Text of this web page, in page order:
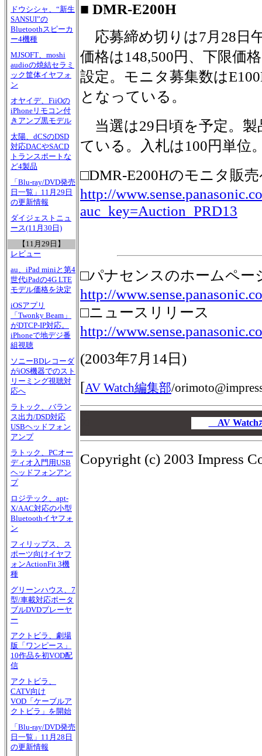
ドウシシャ、“新生
SANSUI”の
Bluetoothスピーカ
ー4機種
MJSOFT、moshi
audioの焼結セラミ
ック筐体イヤフォ
ン
オヤイデ、FiiOの
iPhoneリモコン付
きアンプ黒モデル
太陽、dCSのDSD
対応DACやSACD
トランスポートな
ど4製品
「Blu-ray/DVD発売
日一覧」11月29日
の更新情報
ダイジェストニュ
ース(11月30日)
【11月29日】
レビュー
au、iPad miniと第4
世代iPadの4G LTE
モデル価格を決定
iOSアプリ
「Twonky Beam」
がDTCP-IP対応。
iPhoneで地デジ番
組視聴
ソニーBDレコーダ
がiOS機器でのスト
リーミング視聴対
応へ
ラトック、バラン
ス出力/DSD対応
USBヘッドフォン
アンプ
ラトック、PCオー
ディオ入門用USB
ヘッドフォンアン
プ
ロジテック、apt-
X/AAC対応の小型
Bluetoothイヤフォ
ン
フィリップス、ス
ポーツ向けイヤフ
ォンActionFit 3機
種
グリーンハウス、7
型/車載対応ポータ
ブルDVDプレーヤ
ー
アクトビラ、劇場
版「ワンピース」
10作品を初VOD配
信
アクトビラ、
CATV向け
VOD「ケーブルア
クトビラ」を開始
「Blu-ray/DVD発売
日一覧」11月28日
の更新情報
■ DMR-E200H
応募締め切りは7月28日
価格は148,500円、下限価
設定。モニタ募集数は
となっている。
当選は29日頃を予定。製
ている。入札は100円単位
□DMR-E200Hのモニタ販
http://
auc_key=Auction_PRD13
□パナセンスのホームペー
http://
□ニュースリリース
http://
(2003年7月14日)
[AV Watch編集部/
AV
Copyright (c) 2003 Impress